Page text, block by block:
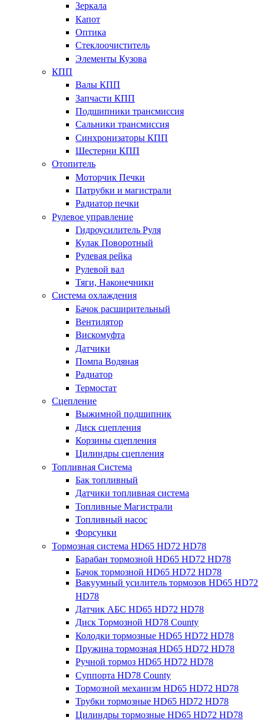
Зеркала
Капот
Оптика
Стеклоочиститель
Элементы Кузова
КПП
Валы КПП
Запчасти КПП
Подшипники трансмиссия
Сальники трансмиссия
Синхронизаторы КПП
Шестерни КПП
Отопитель
Моторчик Печки
Патрубки и магистрали
Радиатор печки
Рулевое управление
Гидроусилитель Руля
Кулак Поворотный
Рулевая рейка
Рулевой вал
Тяги, Наконечники
Система охлаждения
Бачок расширительный
Вентилятор
Вискомуфта
Датчики
Помпа Водяная
Радиатор
Термостат
Сцепление
Выжимной подшипник
Диск сцепления
Корзины сцепления
Цилиндры сцепления
Топливная Система
Бак топливный
Датчики топливная система
Топливные Магистрали
Топливный насос
Форсунки
Тормозная система HD65 HD72 HD78
Барабан тормозной HD65 HD72 HD78
Бачок тормозной HD65 HD72 HD78
Вакуумный усилитель тормозов HD65 HD72
HD78
Датчик АБС HD65 HD72 HD78
Диск Тормозной HD78 County
Колодки тормозные HD65 HD72 HD78
Пружина тормозная HD65 HD72 HD78
Ручной тормоз HD65 HD72 HD78
Суппорта HD78 County
Тормозной механизм HD65 HD72 HD78
Трубки тормозные HD65 HD72 HD78
Цилиндры тормозные HD65 HD72 HD78